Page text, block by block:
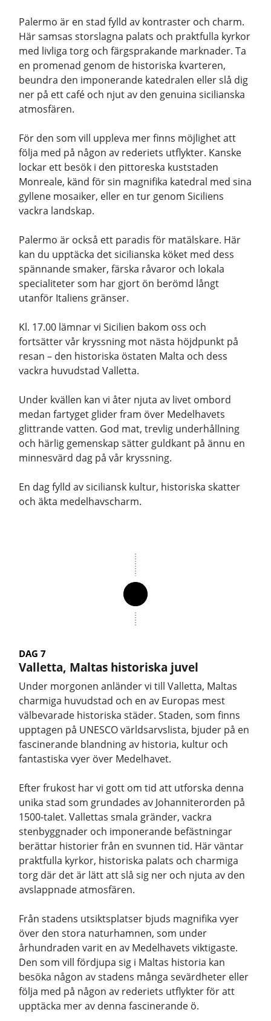
Palermo är en stad fylld av kontraster och charm.
Här samsas storslagna palats och praktfulla kyrkor
med livliga torg och färgsprakande marknader. Ta
en promenad genom de historiska kvarteren,
beundra den imponerande katedralen eller slå dig
ner på ett café och njut av den genuina sicilianska
atmosfären.
För den som vill uppleva mer finns möjlighet att
följa med på någon av rederiets utflykter. Kanske
lockar ett besök i den pittoreska kuststaden
Monreale, känd för sin magnifika katedral med sina
gyllene mosaiker, eller en tur genom Siciliens
vackra landskap.
Palermo är också ett paradis för matälskare. Här
kan du upptäcka det sicilianska köket med dess
spännande smaker, färska råvaror och lokala
specialiteter som har gjort ön berömd långt
utanför Italiens gränser.
Kl. 17.00 lämnar vi Sicilien bakom oss och
fortsätter vår kryssning mot nästa höjdpunkt på
resan – den historiska östaten Malta och dess
vackra huvudstad Valletta.
Under kvällen kan vi åter njuta av livet ombord
medan fartyget glider fram över Medelhavets
glittrande vatten. God mat, trevlig underhållning
och härlig gemenskap sätter guldkant på ännu en
minnesvärd dag på vår kryssning.
En dag fylld av siciliansk kultur, historiska skatter
och äkta medelhavscharm.
DAG 7
Valletta, Maltas historiska juvel
Under morgonen anländer vi till Valletta, Maltas
charmiga huvudstad och en av Europas mest
välbevarade historiska städer. Staden, som finns
upptagen på UNESCO världsarvslista, bjuder på en
fascinerande blandning av historia, kultur och
fantastiska vyer över Medelhavet.
Efter frukost har vi gott om tid att utforska denna
unika stad som grundades av Johanniterorden på
1500-talet. Vallettas smala gränder, vackra
stenbyggnader och imponerande befästningar
berättar historier från en svunnen tid. Här väntar
praktfulla kyrkor, historiska palats och charmiga
torg där det är lätt att slå sig ner och njuta av den
avslappnade atmosfären.
Från stadens utsiktsplatser bjuds magnifika vyer
över den stora naturhamnen, som under
århundraden varit en av Medelhavets viktigaste.
Den som vill fördjupa sig i Maltas historia kan
besöka någon av stadens många sevärdheter eller
följa med på någon av rederiets utflykter för att
upptäcka mer av denna fascinerande ö.